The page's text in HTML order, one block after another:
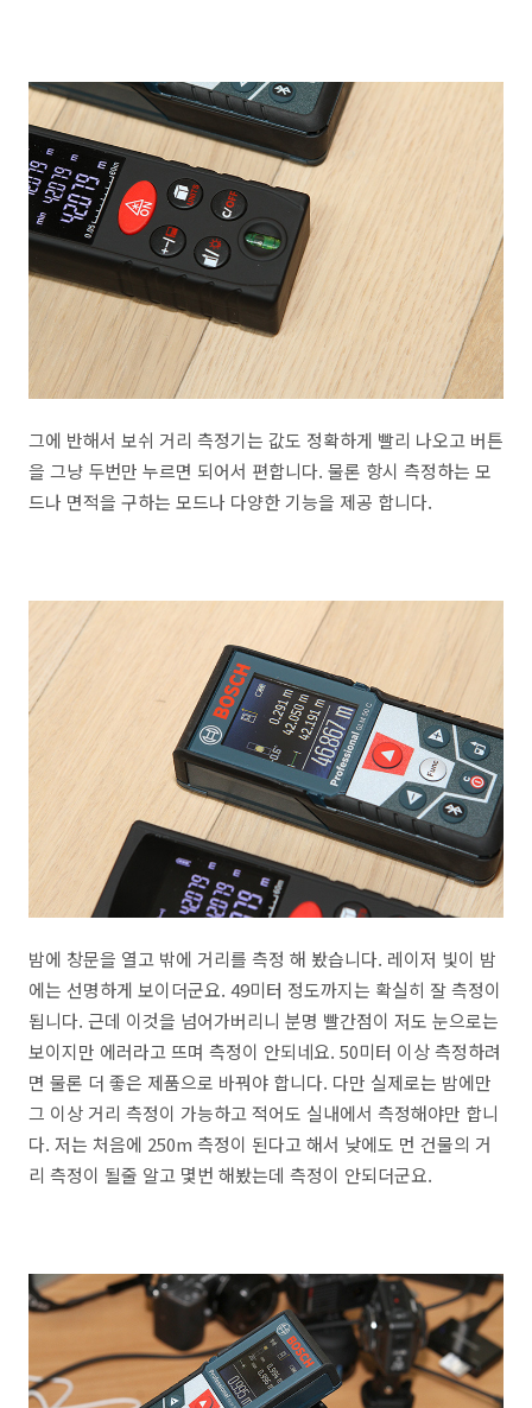
그에 반해서 보쉬 거리 측정기는 값도 정확하게 빨리 나오고 버튼
을 그냥 두번만 누르면 되어서 편합니다. 물론 항시 측정하는 모
드나 면적을 구하는 모드나 다양한 기능을 제공 합니다.
밤에 창문을 열고 밖에 거리를 측정 해 봤습니다. 레이저 빛이 밤
에는 선명하게 보이더군요. 49미터 정도까지는 확실히 잘 측정이
됩니다. 근데 이것을 넘어가버리니 분명 빨간점이 저도 눈으로는
보이지만 에러라고 뜨며 측정이 안되네요. 50미터 이상 측정하려
면 물론 더 좋은 제품으로 바꿔야 합니다. 다만 실제로는 밤에만
그 이상 거리 측정이 가능하고 적어도 실내에서 측정해야만 합니
다. 저는 처음에 250m 측정이 된다고 해서 낮에도 먼 건물의 거
리 측정이 될줄 알고 몇번 해봤는데 측정이 안되더군요.